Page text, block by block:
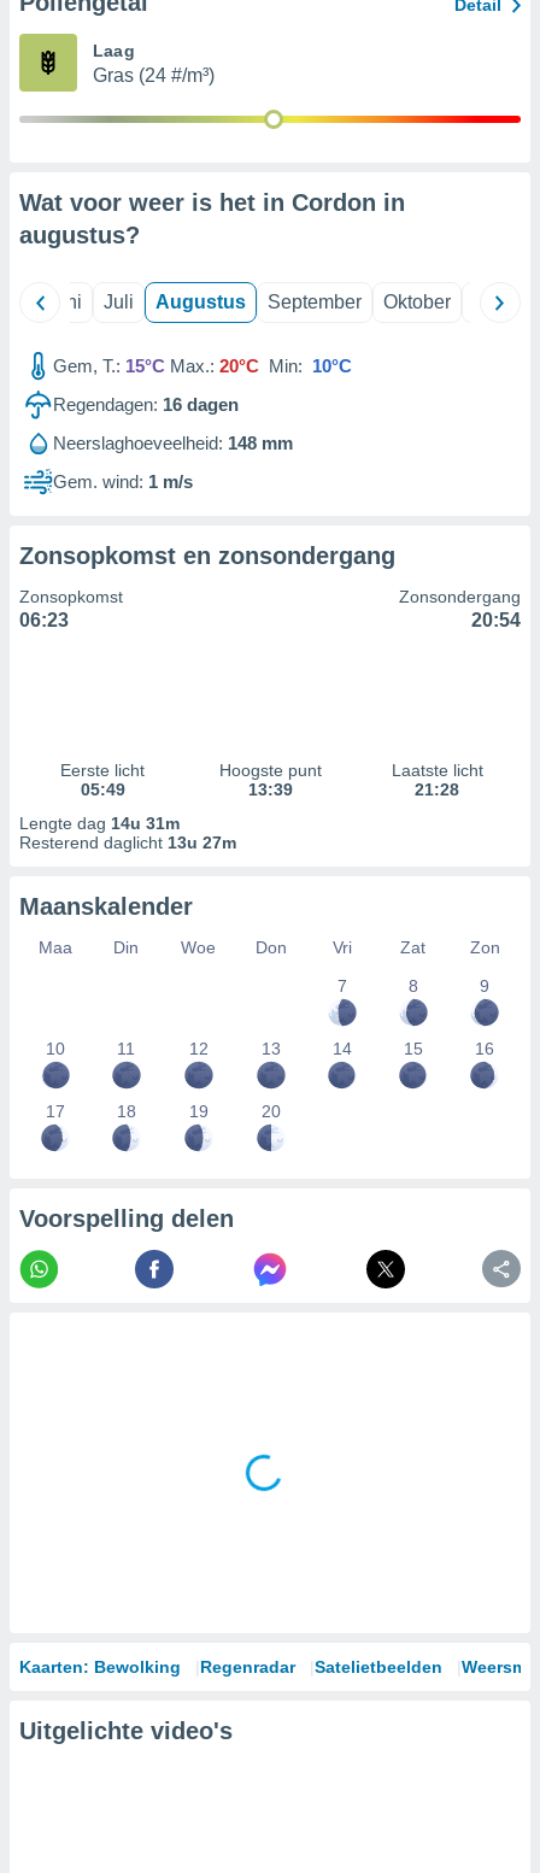
partners
Detail
Laag
Gras (24 #/m³)
Wat voor weer is het in Cordon in
augustus?
Juni Juli Augustus September Oktober
Gem, T.: 15°C Max.: 20°C Min: 10°C
Regendagen: 16 dagen
Neerslaghoeveelheid: 148 mm
Gem. wind: 1 m/s
Zonsopkomst en zonsondergang
Zonsopkomst
06:23
Zonsondergang
20:54
Eerste licht
05:49
Hoogste punt
13:39
Laatste licht
21:28
Lengte dag 14u 31m
Resterend daglicht 13u 27m
Maanskalender
Maa Din Woe Don Vri Zat
Zon
7
8 9
10 11 12 13 14 15 16
17 18 19 20
Voorspelling delen
Kaarten: Bewolking Regenradar Satelietbeelden
Uitgelichte video's